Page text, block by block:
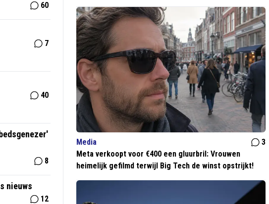
60
7
40
8
nieuws
12
Media
3
Meta verkoopt voor €400 een gluurbril: Vrouwen
heimelijk gefilmd terwijl Big Tech de winst opstrijkt!